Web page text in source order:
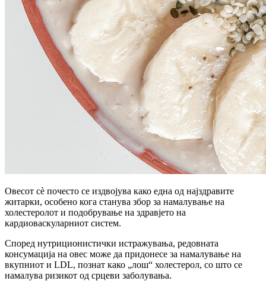
Овесот сè почесто се издвојува како една од најздравите
житарки, особено кога станува збор за намалување на
холестеролот и подобрување на здравјето на
кардиоваскуларниот систем.
Според нутриционистички истражувања, редовната
консумација на овес може да придонесе за намалување на
вкупниот и LDL, познат како „лош“ холестерол, со што се
намалува ризикот од срцеви заболувања.